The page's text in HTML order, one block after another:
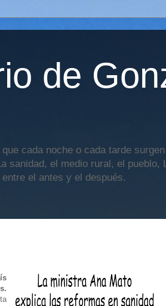
de
cada noche o cada tarde
sanidad, el medio rural, el
el antes y el después.